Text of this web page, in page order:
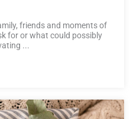
friends and moments of
for or what could possibly
...